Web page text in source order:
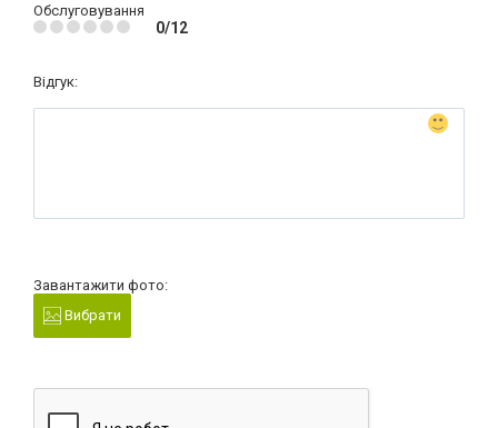
Обслуговування
0/12
Відгук:
Завантажити фото:
Вибрати